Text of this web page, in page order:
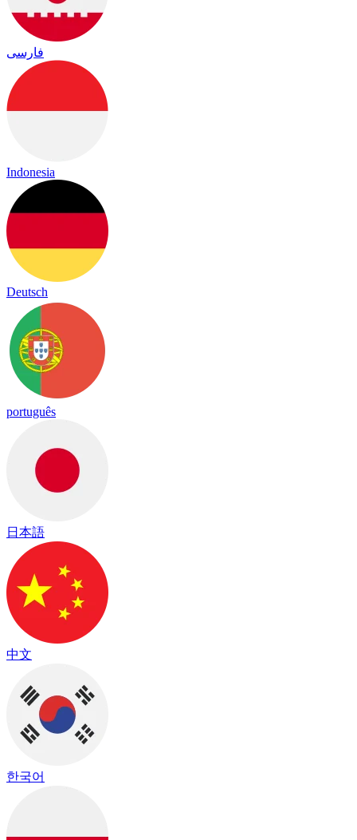
فارسی
Indonesia
Deutsch
português
日本語
中文
한국어